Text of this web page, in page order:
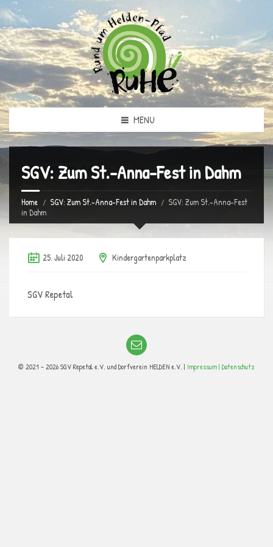
MENU
SGV: Zum St.-Anna-Fest in Dahm
Home SGV: Zum St.-Anna-Fest in Dahm
SGV: Zum St.-Anna-Fest
in Dahm
25. Juli 2020 Kindergartenparkplatz
SGV Repetal
© 2021 - 2026 SGV Repetal e.V. und Dorfverein HELDEN e.V. | Impressum | Datenschutz